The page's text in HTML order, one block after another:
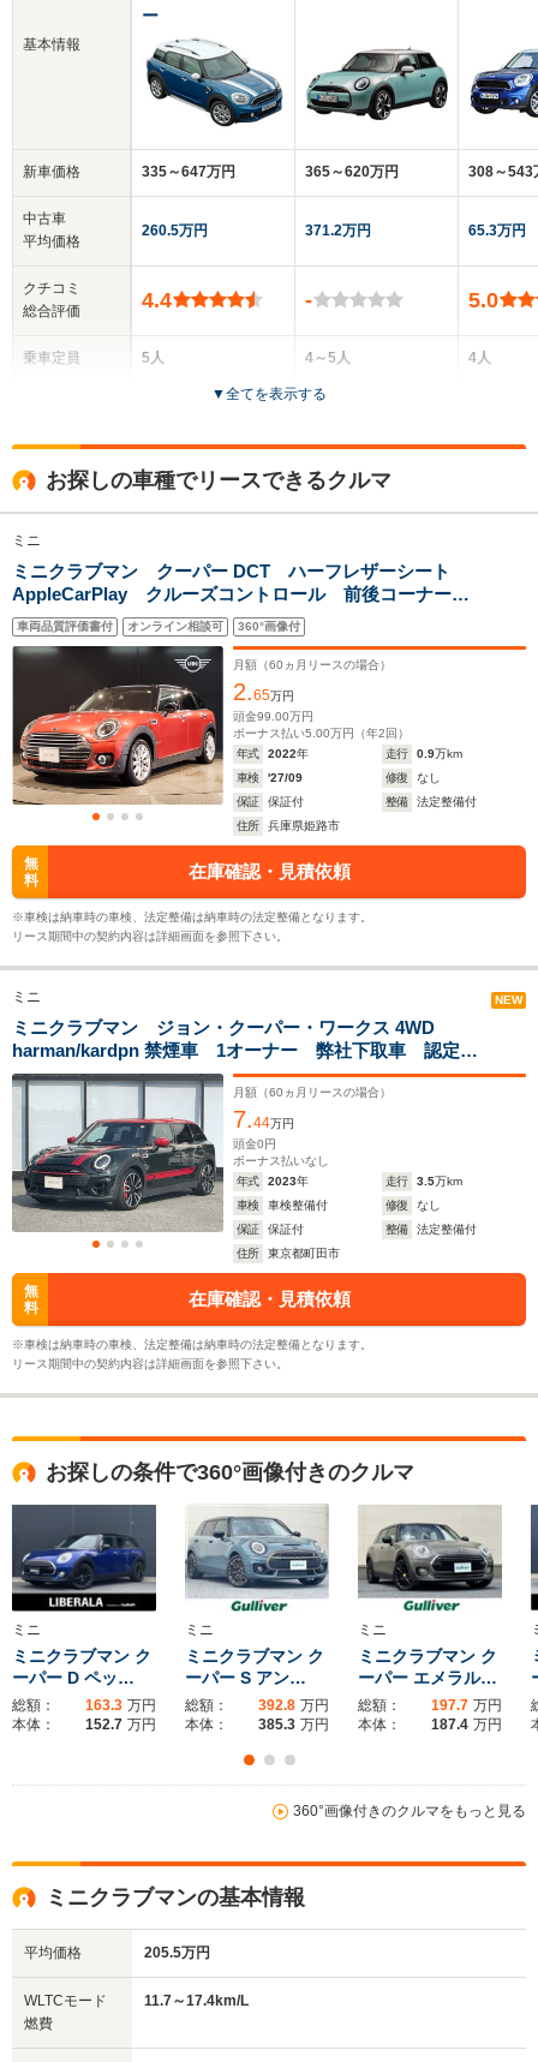
基本情報
新車価格
中古車
平均価格
クチコミ
総合評価
乗車定員
サイズ
WLTCモード
燃費
駆動方式
ー
335～647万円
260.5万円
4.4
5人
1.6m
全幅
1.82m
4.32m
ホイールベース
-m
11.3～16.9km/L
└市街地:8.5～
└郊外:11.5～
15.9km/L
└高速道路:13.0～
19.0km/L
FF、4WD
365～620万円
371.2万円
-
4～5人
3～5ドア
1.46m～1.47m
全幅
1.75m～1.76m
全長
-m
14.5～16.3km/L
└市街地:10.5～
└郊外:14.8～
17.0km/L
FF
308～543
65.3万円
5.0
4人
▼全てを表示する
お探しの車種でリースできるクルマ
ミニ
ミニクラブマン クーパー DCT ハーフレザーシート
AppleCarPlay クルーズコントロール 前後コーナーセ
ンサー スマートキ― ワイヤレス充電器 17インチア
ルミホイール シートヒーター バックカメラ デジタ
ルメーター
車両品質評価書付 オンライン相談可 360°画像付
月額（60 ヵ月リースの場合）
2.65万円
頭金99.00万円
ボーナス払い5.00万円（年2 回）
年式
2022年 走行 0.9万km
車検
'27/09 修復
なし
保証
保証付 整備
法定整備付
住所
兵庫県姫路市
無
料
在庫確認・見積依頼
※車検は納車時の車検、法定整備は納車時の法定整備となります。
リース期間中の契約内容は詳細画面を参照下さい。
ミニ NEW
ミニクラブマン ジョン・クーパー・ワークス 4WD
harman/kardpn 禁煙車 1オーナー 弊社下取車 認定中
古車 全国正規ディーラー保証/2年・走行距離無制限
ACC バックカメラ シートヒーター HUD 前後
PDC ETC2.0 ハーフレザーシート オットマン Pア
シスト
月額（60 ヵ月リースの場合）
7.44万円
頭金0円
ボーナス払いなし
年式
2023年 走行 3.5万km
車検
車検整備付 修復
なし
保証
保証付 整備
法定整備付
住所
東京都町田市
無
料
在庫確認・見積依頼
※車検は納車時の車検、法定整備は納車時の法定整備となります。
リース期間中の契約内容は詳細画面を参照下さい。
お探しの条件で360°画像付きのクルマ
ミニ
ミニクラブマン ク
ーパー D ペッ…
総額： 163.3 万円
本体：
152.7 万円
ミニ
ミニクラブマン ク
ーパー S アン…
総額： 392.8 万円
本体：
385.3 万円
ミニ
ミニクラブマン ク
ーパー エメラル…
総額： 197.7 万円
本体：
187.4 万円
360°画像付きのクルマをもっと見る
ミニクラブマンの基本情報
平均価格 205.5万円
WLTCモード
燃費
11.7～17.4km/L